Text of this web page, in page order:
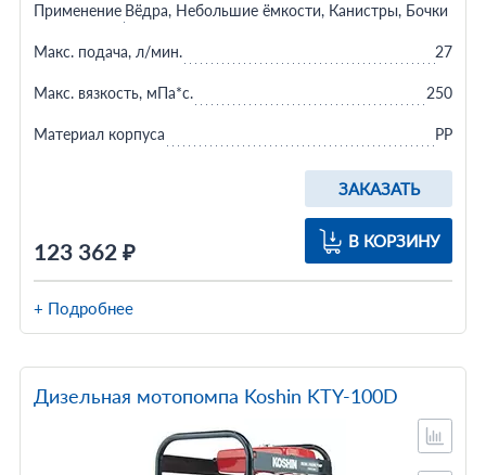
123 362 ₽
ЗАКАЗАТЬ
В КОРЗИНУ
Применение Вёдра, Небольшие ёмкости, Канистры, Бочки 200
Макс. подача, л/мин. 27
Макс. вязкость, мПа*с. 250
Материал корпуса PP
+ Подробнее
Дизельная мотопомпа Koshin KTY-100D